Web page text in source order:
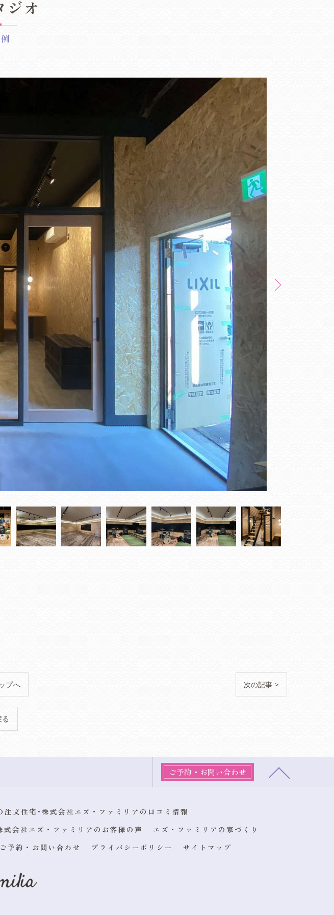
ジオ
プへ 次の記事 >
ご予約・お問い合わせ
注文住宅･株式会社エズ・ファミリアの口コミ情報
式会社エズ・ファミリアのお客様の声
エズ・ファミリアの家づくり
ご予約・お問い合わせ プライバシーポリシー サイトマップ